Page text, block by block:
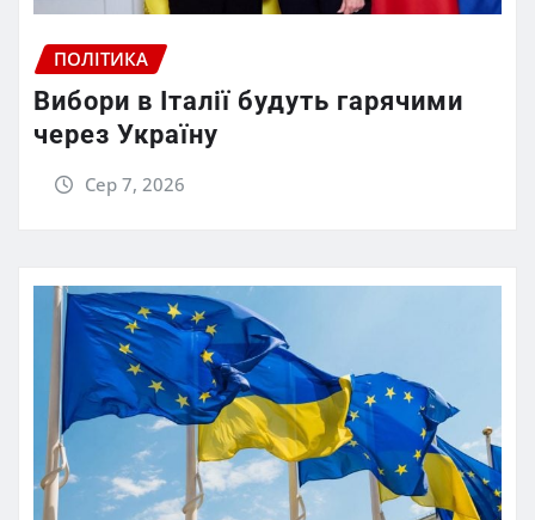
ПОЛІТИКА
Вибори в Італії будуть гарячими
через Україну
Сер 7, 2026